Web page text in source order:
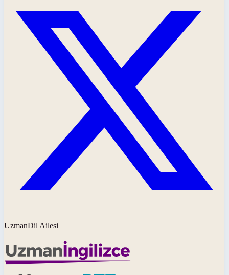
UzmanDil Ailesi